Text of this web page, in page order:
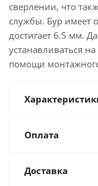
сверлении, что
службы. Бур имеет
достигает 6.5 мм.
устанавливаться
помощи
Оплата
Доставка